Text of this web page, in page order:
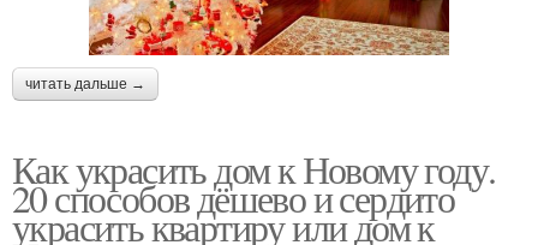
читать дальше →
Как украсить дом к Новому году.
20 способов дёшево и сердито
украсить квартиру или дом к